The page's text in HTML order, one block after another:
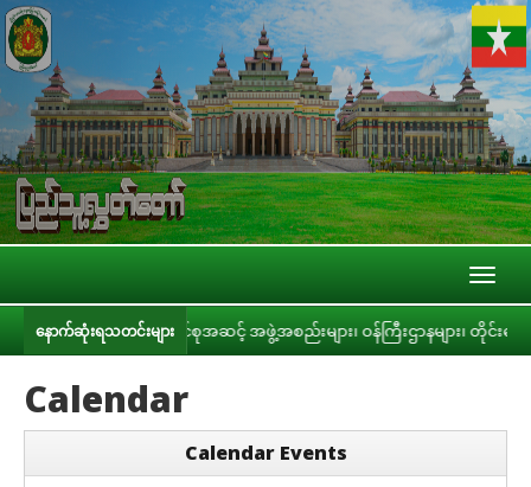
နောက်ဆုံးရသတင်းများ
ာ်မတီနှင့် ပြည်ထောင်စုအဆင့် အဖွဲ့အစည်းများ၊ ဝန်ကြီးဌာနများ၊ တိုင်းဒေ
Calendar
Calendar Events